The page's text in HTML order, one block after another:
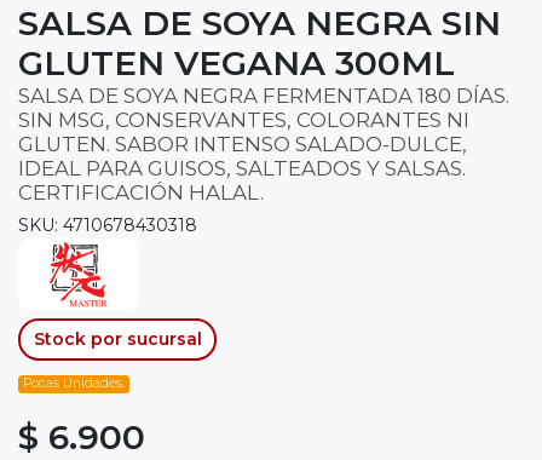
SALSA DE SOYA NEGRA SIN
GLUTEN VEGANA 300ML
SALSA DE SOYA NEGRA FERMENTADA 180 DÍAS.
SIN MSG, CONSERVANTES, COLORANTES NI
GLUTEN. SABOR INTENSO SALADO-DULCE,
IDEAL PARA GUISOS, SALTEADOS Y SALSAS.
CERTIFICACIÓN HALAL.
SKU: 4710678430318
Stock por sucursal
Pocas Unidades.
$ 6.900